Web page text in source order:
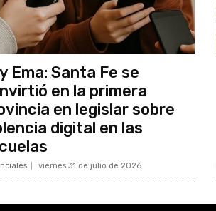
Ema: Santa Fe se
en la primera
en legislar sobre
digital en las
viernes 31 de julio de 2026